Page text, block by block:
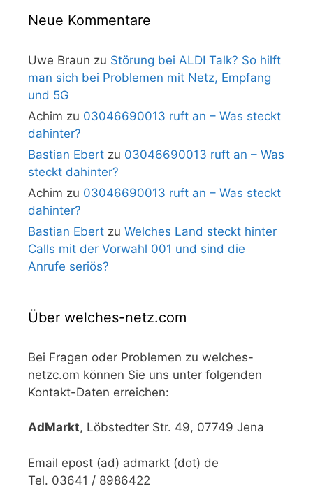
Neue Kommentare
Uwe Braun zu Störung bei ALDI Talk? So hilft
man sich bei Problemen mit Netz, Empfang
und 5G
Achim zu 03046690013 ruft an – Was steckt
dahinter?
Bastian Ebert zu 03046690013 ruft an – Was
steckt dahinter?
Achim zu 03046690013 ruft an – Was steckt
dahinter?
Bastian Ebert zu Welches Land steckt hinter
Calls mit der Vorwahl 001 und sind die
Anrufe seriös?
Über welches-netz.com
Bei Fragen oder Problemen zu welches-
netzc.om können Sie uns unter folgenden
Kontakt-Daten erreichen:
AdMarkt, Löbstedter Str. 49, 07749 Jena
Email epost (ad) admarkt (dot) de
Tel. 03641 / 8986422